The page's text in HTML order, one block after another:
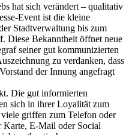
hat sich verändert – qualitativ
Event ist die kleine
Stadtverwaltung bis zum
Diese Bekanntheit öffnet neue
seiner gut kommunizierten
zu verdanken, dass
der Innung angefragt
Die gut informierten
sich in ihrer Loyalität zum
griffen zum Telefon oder
Karte, E-Mail oder Social